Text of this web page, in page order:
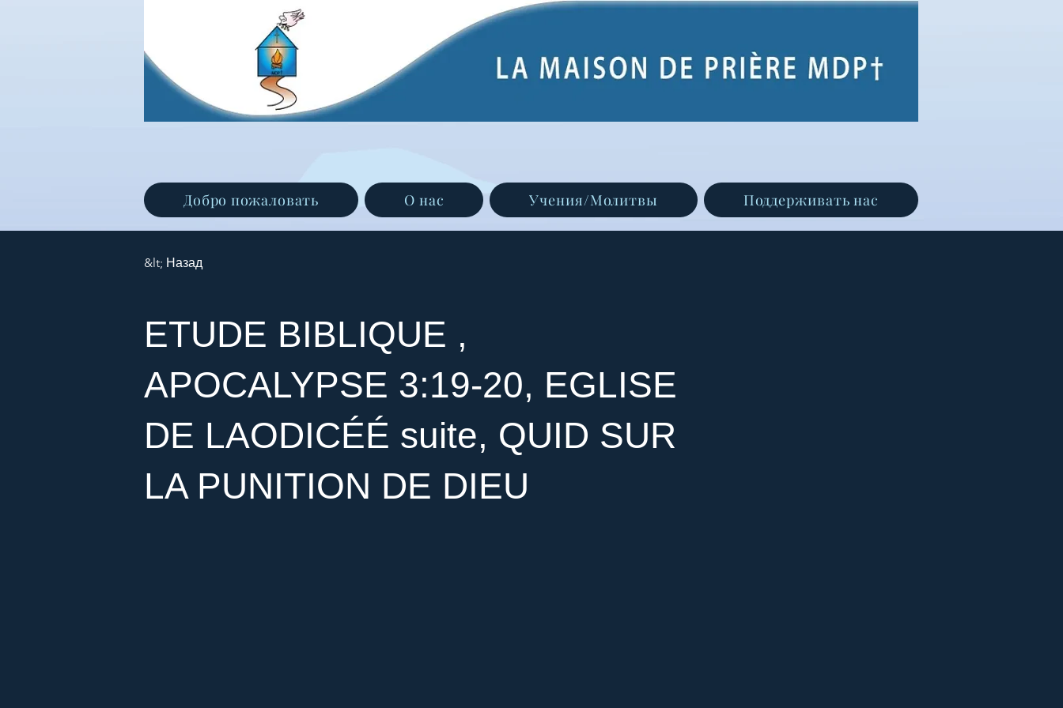
Добро пожаловать О нас Учения/Молитвы Поддерживать нас
&lt; Назад
ETUDE BIBLIQUE ,
APOCALYPSE 3:19-20, EGLISE
DE LAODICÉÉ suite, QUID SUR
LA PUNITION DE DIEU